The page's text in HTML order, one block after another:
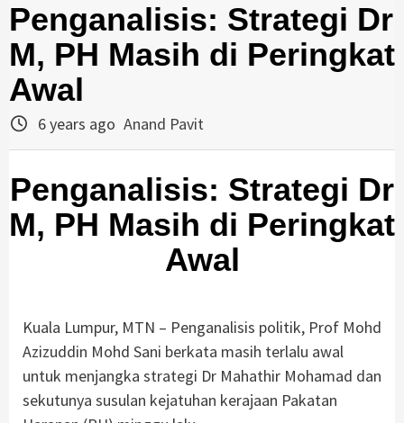
Penganalisis: Strategi Dr
M, PH Masih di Peringkat
Awal
6 years ago Anand Pavit
Penganalisis: Strategi Dr
M, PH Masih di Peringkat
Awal
Kuala Lumpur, MTN – Penganalisis politik, Prof Mohd
Azizuddin Mohd Sani berkata masih terlalu awal
untuk menjangka strategi Dr Mahathir Mohamad dan
sekutunya susulan kejatuhan kerajaan Pakatan